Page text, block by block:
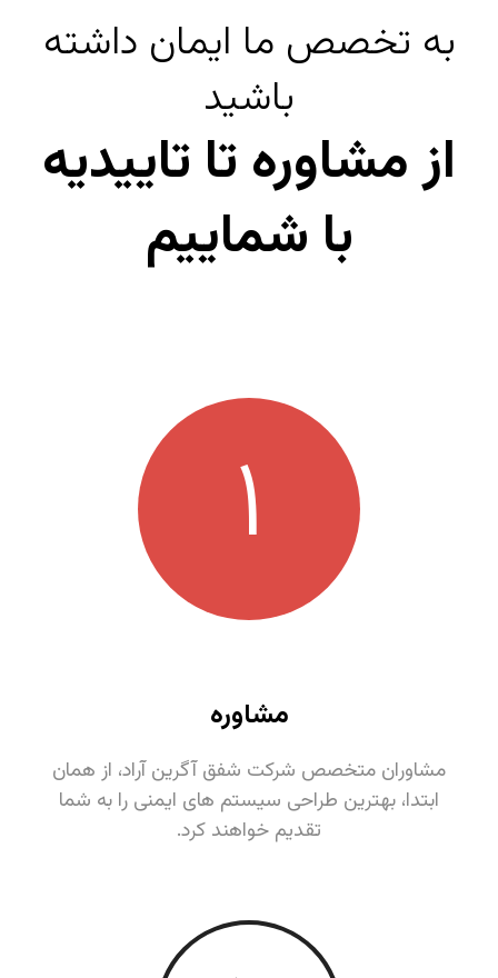
به تخصص ما ایمان داشته
باشید
از مشاوره تا تاییدیه
با شماییم
١
مشاوره
مشاوران متخصص شرکت شفق آگرین آراد، از همان
ابتدا، بهترین طراحی سیستم های ایمنی را به شما
تقدیم خواهند کرد.